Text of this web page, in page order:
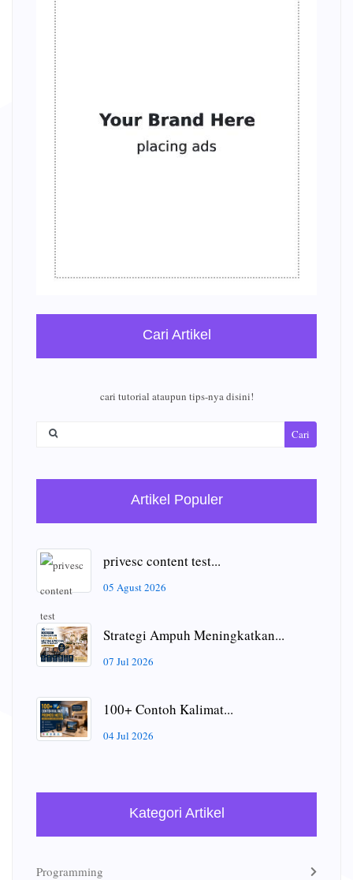
Cari Artikel
cari tutorial ataupun tips-nya disini!
Cari
Artikel Populer
privesc content test...
05 Agust 2026
Strategi Ampuh Meningkatkan...
07 Jul 2026
100+ Contoh Kalimat...
04 Jul 2026
Kategori Artikel
Programming